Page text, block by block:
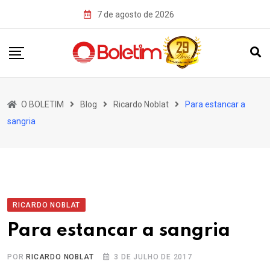
7 de agosto de 2026
O BOLETIM Blog Ricardo Noblat
Para estancar a
sangria
RICARDO NOBLAT
Para estancar a sangria
POR RICARDO NOBLAT
3 DE JULHO DE 2017